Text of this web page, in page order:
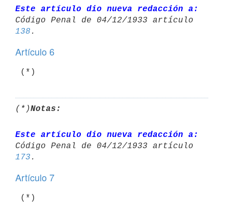
Este artículo dio nueva redacción a:
Código Penal de 04/12/1933 artículo
138
Artículo 6
(*)
(*)Notas:
Este artículo dio nueva redacción a:
Código Penal de 04/12/1933 artículo
173
Artículo 7
(*)